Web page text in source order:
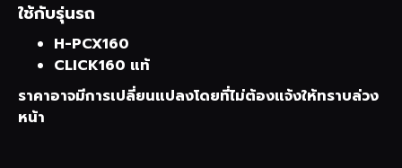
ใช้กับรุ่นรถ
H-PCX160
CLICK160 แท้
ราคาอาจมีการเปลี่ยนแปลงโดยที่ไม่ต้องแจ้งให้ทราบล่วง
หน้า